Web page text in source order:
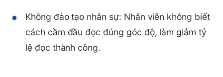
Không đào tạo nhân sự: Nhân viên không biết
cách cầm đầu đọc đúng góc độ, làm giảm tỷ
lệ đọc thành công.